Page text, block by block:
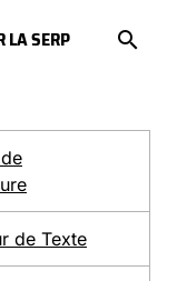
LA SERP
de Texte